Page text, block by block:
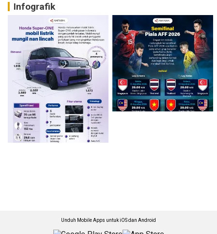
Infografik
Unduh Mobile Apps untuk iOS dan Android